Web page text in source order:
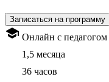
Записаться на программу
Онлайн с педагогом
1,5 месяца
36 часов